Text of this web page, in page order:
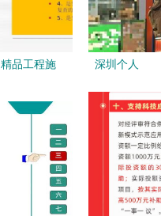
服务与技术
转让并行助
力
精品工程施
整理 实现
高质量技术
服务与技术
深圳个人
米商铺与技
术服务转让
全攻略